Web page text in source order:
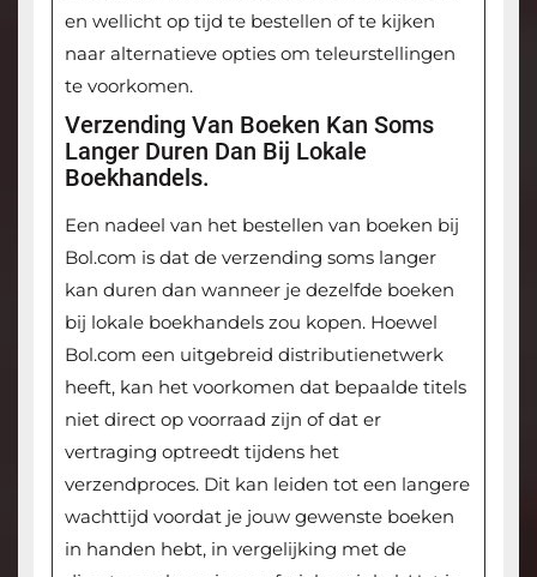
en wellicht op tijd te bestellen of te kijken
naar alternatieve opties om teleurstellingen
te voorkomen.
Verzending Van Boeken Kan Soms
Langer Duren Dan Bij Lokale
Boekhandels.
Een nadeel van het bestellen van boeken bij
Bol.com is dat de verzending soms langer
kan duren dan wanneer je dezelfde boeken
bij lokale boekhandels zou kopen. Hoewel
Bol.com een uitgebreid distributienetwerk
heeft, kan het voorkomen dat bepaalde titels
niet direct op voorraad zijn of dat er
vertraging optreedt tijdens het
verzendproces. Dit kan leiden tot een langere
wachttijd voordat je jouw gewenste boeken
in handen hebt, in vergelijking met de